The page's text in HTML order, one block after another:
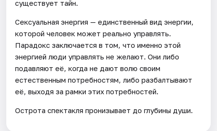
существует тайн.
Сексуальная энергия — единственный вид энергии,
которой человек может реально управлять.
Парадокс заключается в том, что именно этой
энергией люди управлять не желают. Они либо
подавляют её, когда не дают волю своим
естественным потребностям, либо разбалтывают
её, выходя за рамки этих потребностей.
Острота спектакля пронизывает до глубины души.